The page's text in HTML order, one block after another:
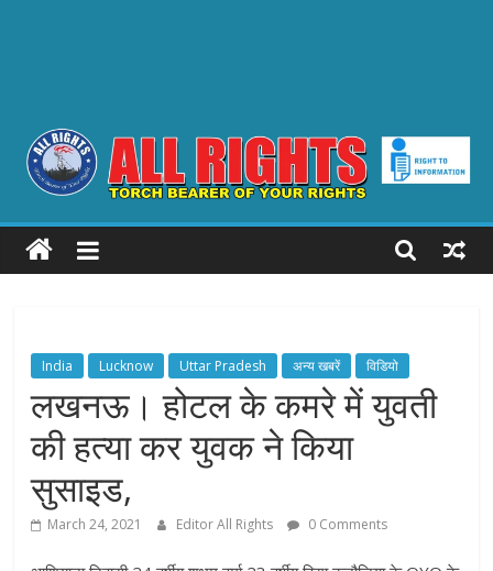
ALL
RIGHTS
Bearer
your
Rights
India Lucknow Uttar Pradesh अन्य खबरें विडियो
लखनऊ। होटल के कमरे में युवती
की हत्या कर युवक ने किया
सुसाइड,
March 24, 2021 Editor All Rights 0 Comments